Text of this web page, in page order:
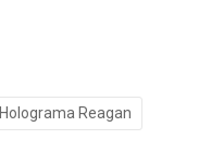
Holograma Reagan